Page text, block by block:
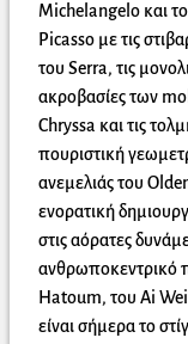
Michelangelo και
Picasso με τις
του Serra, τις
ακροβασίες των
Chryssa και τις
πουριστική
ανεμελιάς του
ενορατική
στις αόρατες
ανθρωποκεντρικό
Hatoum, του Ai
είναι σήμερα το